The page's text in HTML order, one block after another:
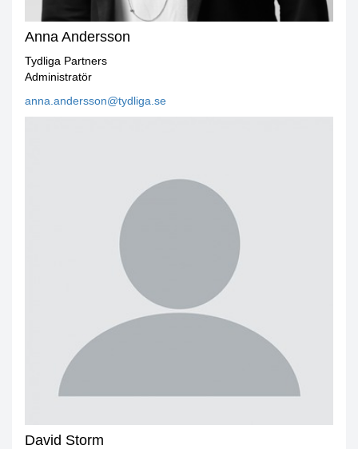
Anna Andersson
Tydliga Partners
Administratör
anna.andersson@tydliga.se
David Storm